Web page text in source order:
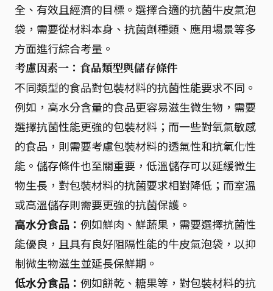
全、有效且經濟的目標。選擇合適的抗菌牛皮氣泡
袋，需要從材料本身、抗菌劑種類、應用場景等多
方面進行綜合考量。
考慮因素一：食品類型與儲存條件
不同類型的食品對包裝材料的抗菌性能要求不同。
例如，高水分含量的食品更容易滋生微生物，需要
選擇抗菌性能更強的包裝材料；而一些對氧氣敏感
的食品，則需要考慮包裝材料的透氣性和抗氧化性
能。儲存條件也至關重要，低溫儲存可以延緩微生
物生長，對包裝材料的抗菌要求相對降低；而室溫
或高溫儲存則需要更強的抗菌保護。
高水分食品： 例如鮮肉、鮮蔬果，需要選擇抗菌性
能優良，且具有良好阻隔性能的牛皮氣泡袋，以抑
制微生物滋生並延長保鮮期。
低水分食品： 例如餅乾、糖果等，對包裝材料的抗